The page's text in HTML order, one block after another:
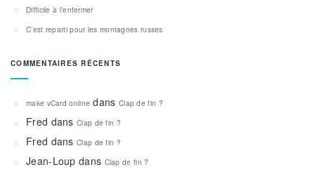
Difficile à l’enfermer
C’est reparti pour les montagnes russes
COMMENTAIRES RÉCENTS
make vCard online dans Clap de fin ?
Fred dansClap de fin ?
Fred dansClap de fin ?
Jean-Loup dans Clap de fin ?